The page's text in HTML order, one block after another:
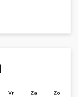
Vr Za Zo